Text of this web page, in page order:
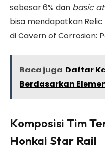
sebesar 6% dan basic
bisa mendapatkan
di Cavern of Corrosion:
Baca juga Daftar
Berdasarkan
Komposisi Tim
Honkai Star Rail